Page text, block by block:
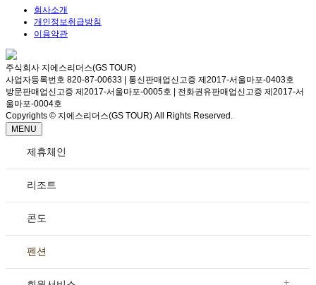
회사소개
개인정보취급방침
이용약관
주식회사 지에스리더스(GS TOUR)
사업자등록번호 820-87-00633 | 통신판매업신고증 제2017-서울마포-0403호
방문판매업신고증 제2017-서울마포-0005호 | 전화권유판매업신고증 제2017-서
울마포-0004호
Copyrights © 지에스리더스(GS TOUR) All Rights Reserved.
MENU
제휴체인
리조트
콘도
펜션
+